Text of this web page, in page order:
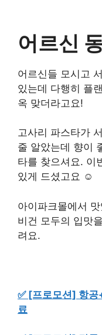
어르신
어르신들 모시고
있는데 다행히 플
옥 맞더라고요!
고사리 파스타가
줄 알았는데 향이
타를 찾으셔요. 이
있게 드셨고요 ☺️
아이파크몰에서
비건 모두의 입맛
려요.
✅ [프로모션] 항
료